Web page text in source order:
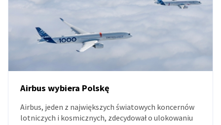
AKTUALNOŚCI
Airbus wybiera Polskę
Airbus, jeden z największych światowych koncernów
lotniczych i kosmicznych, zdecydował o ulokowaniu